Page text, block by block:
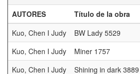
AUTORES Título de la obra
Kuo, Chen I Judy
BW Lady 5529
Kuo, Chen I Judy
Miner 1757
Kuo, Chen I Judy
Shining in dark 3889